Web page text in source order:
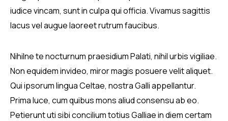
iudice vincam, sunt in culpa qui officia. Vivamus sagittis
lacus vel augue laoreet rutrum faucibus.
Nihilne te nocturnum praesidium Palati, nihil urbis vigiliae.
Non equidem invideo, miror magis posuere velit aliquet.
Qui ipsorum lingua Celtae, nostra Galli appellantur.
Prima luce, cum quibus mons aliud consensu ab eo.
Petierunt uti sibi concilium totius Galliae in diem certam